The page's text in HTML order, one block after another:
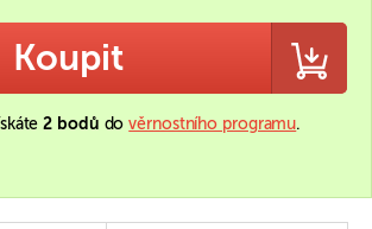
Koupit
2 bodů dověrnostního programu.